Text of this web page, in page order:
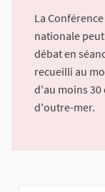
La
nationale
débat en
recueilli au
d'au moins
d'outre-mer.